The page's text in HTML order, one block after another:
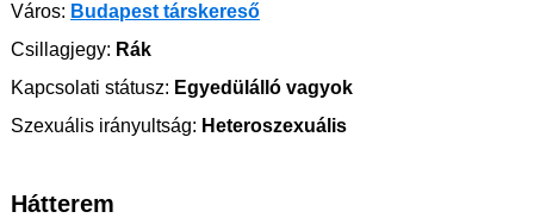
Város: Budapest társkereső
Csillagjegy: Rák
Kapcsolati státusz: Egyedülálló vagyok
Szexuális irányultság: Heteroszexuális
Hátterem